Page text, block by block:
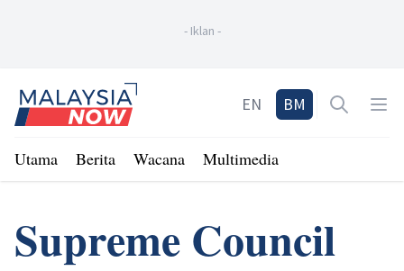
- Iklan -
Home
EN BM Open
Utama Berita Wacana Multimedia
Supreme Council